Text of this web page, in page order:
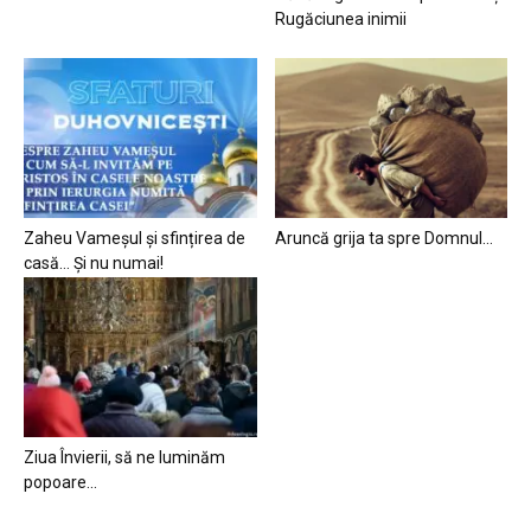
Rugăciunea inimii
Zaheu Vameșul și sfințirea de
casă… Și nu numai!
Aruncă grija ta spre Domnul…
Ziua Învierii, să ne luminăm
popoare…